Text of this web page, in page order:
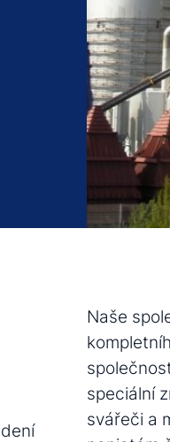
Naše
speciální
svářeči a